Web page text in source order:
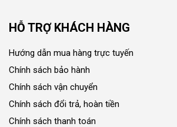
HỖ TRỢ KHÁCH HÀNG
Hướng dẫn mua hàng trực tuyến
Chính sách bảo hành
Chính sách vận chuyển
Chính sách đổi trả, hoàn tiền
Chính sách thanh toán